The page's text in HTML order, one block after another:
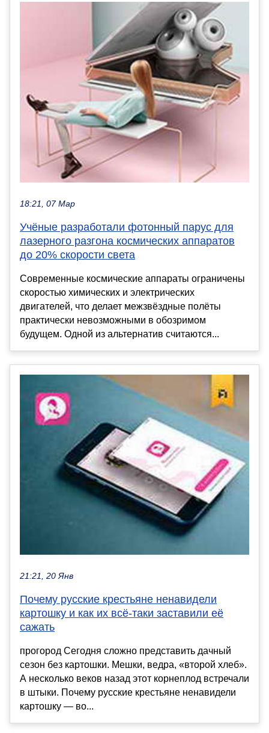
18:21, 07 Мар
Учёные разработали фотонный парус для
лазерного разгона космических аппаратов
до 20% скорости света
Современные космические аппараты ограничены
скоростью химических и электрических
двигателей, что делает межзвёздные полёты
практически невозможными в обозримом
будущем. Одной из альтернатив считаются...
21:21, 20 Янв
Почему русские крестьяне ненавидели
картошку и как их всё-таки заставили её
сажать
прогород Сегодня сложно представить дачный
сезон без картошки. Мешки, ведра, «второй хлеб».
А несколько веков назад этот корнеплод встречали
в штыки. Почему русские крестьяне ненавидели
картошку — во...